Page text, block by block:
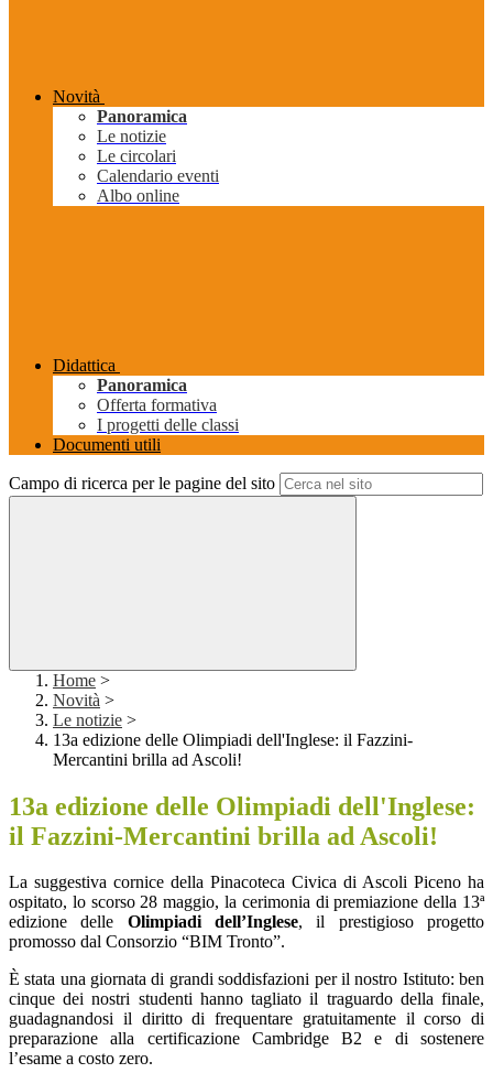
Novità
Panoramica
Le notizie
Le circolari
Calendario eventi
Albo online
Didattica
Panoramica
Offerta formativa
I progetti delle classi
Documenti utili
Campo di ricerca per le pagine del sito
Home >
Novità >
Le notizie >
13a edizione delle Olimpiadi dell'Inglese: il Fazzini-
Mercantini brilla ad Ascoli!
13a edizione delle Olimpiadi dell'Inglese:
il Fazzini-Mercantini brilla ad Ascoli!
La suggestiva cornice della Pinacoteca Civica di Ascoli Piceno ha
ospitato, lo scorso 28 maggio, la cerimonia di premiazione della 13ª
edizione delle Olimpiadi dell’Inglese, il prestigioso progetto
promosso dal Consorzio “BIM Tronto”.
È stata una giornata di grandi soddisfazioni per il nostro Istituto: ben
cinque dei nostri studenti hanno tagliato il traguardo della finale,
guadagnandosi il diritto di frequentare gratuitamente il corso di
preparazione alla certificazione Cambridge B2 e di sostenere
l’esame a costo zero.